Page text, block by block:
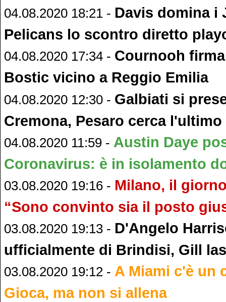
04.08.2020 18:21 - Davis domina i
Pelicans lo scontro diretto
04.08.2020 17:34 - Cournooh
Bostic vicino a Reggio Emilia
04.08.2020 12:30 - Galbiati si
Cremona, Pesaro cerca
04.08.2020 11:59 - Austin Daye
Coronavirus: è in isolamento
03.08.2020 19:16 - Milano, il
“Sono convinto sia il posto
03.08.2020 19:13 - D'Angelo
ufficialmente di Brindisi, Gill
03.08.2020 19:12 - A Miami c'è un
Gioca, ma non si allena